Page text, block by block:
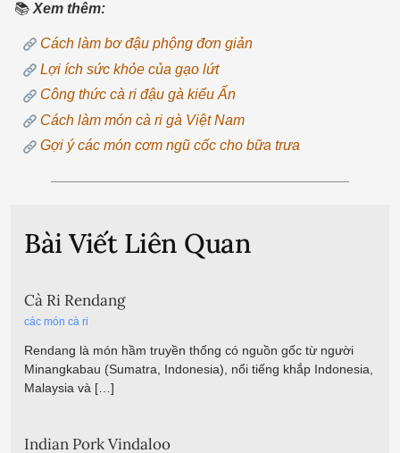
📚Xem thêm:
Cách làm bơ đậu phộng đơn giản
Lợi ích sức khỏe của gạo lứt
Công thức cà ri đậu gà kiểu Ấn
Cách làm món cà ri gà Việt Nam
Gợi ý các món cơm ngũ cốc cho bữa trưa
Bài Viết Liên Quan
Cà Ri Rendang
các món cà ri
Rendang là món hầm truyền thống có nguồn gốc từ người
Minangkabau (Sumatra, Indonesia), nổi tiếng khắp Indonesia,
Malaysia và […]
Indian Pork Vindaloo